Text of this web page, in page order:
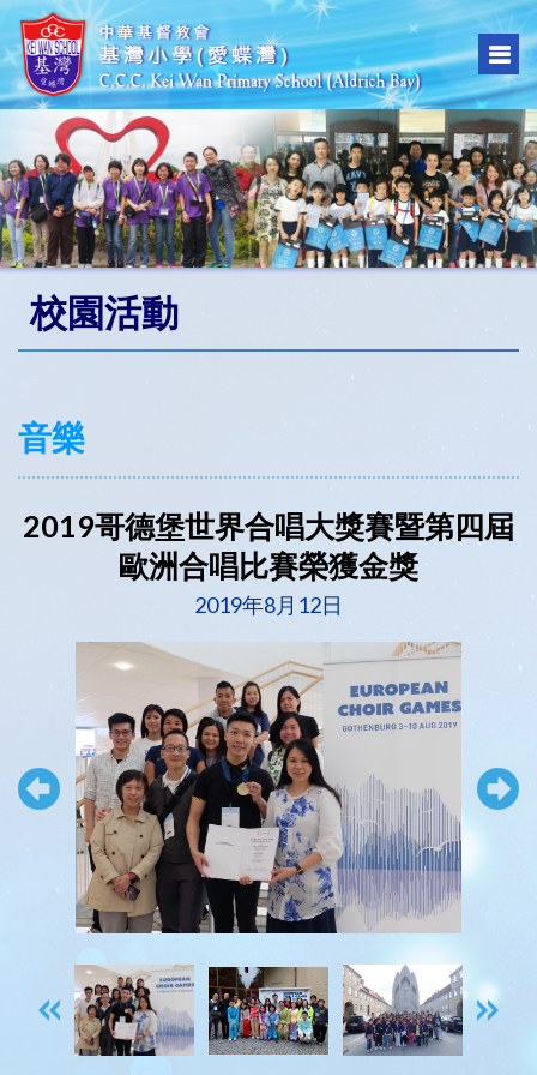
校園活動
音樂
2019哥德堡世界合唱大獎賽暨第四屆
歐洲合唱比賽榮獲金獎
2019年8月12日